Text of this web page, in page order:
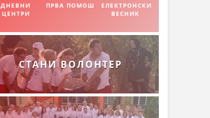
ДНЕВНИ
ЦЕНТРИ
ПРВА ПОМОШ
ЕЛЕКТРОНСКИ
ВЕСНИК
СТАНИ ВОЛОНТЕР